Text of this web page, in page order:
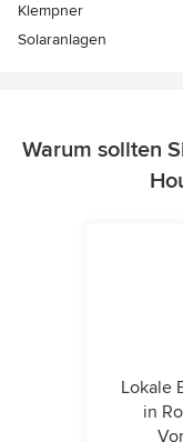
Klempner
Solaranlagen
Warum sollten
Lokale
in